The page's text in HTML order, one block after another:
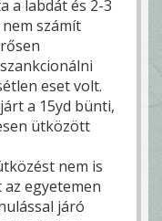
a labdát és 2-3
számít
eset volt.
a 15yd bünti,
ütközött
nem is
egyetemen
járó